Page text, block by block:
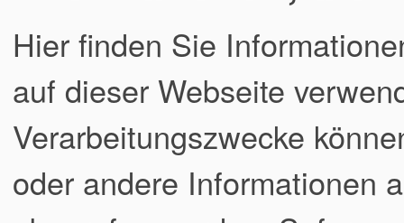
Hier finden Sie
auf dieser Webseite
Verarbeitungszwecke
oder andere Informationen